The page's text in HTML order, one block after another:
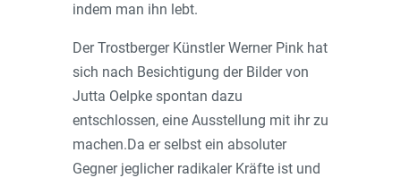
indem man ihn lebt.
Der Trostberger Künstler Werner Pink hat
sich nach Besichtigung der Bilder von
Jutta Oelpke spontan dazu
entschlossen, eine Ausstellung mit ihr zu
machen.Da er selbst ein absoluter
Gegner jeglicher radikaler Kräfte ist und